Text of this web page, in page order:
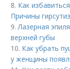
8. Как
Причины
9.Лазерная
верхней губы
10. Как убрать
у женщины